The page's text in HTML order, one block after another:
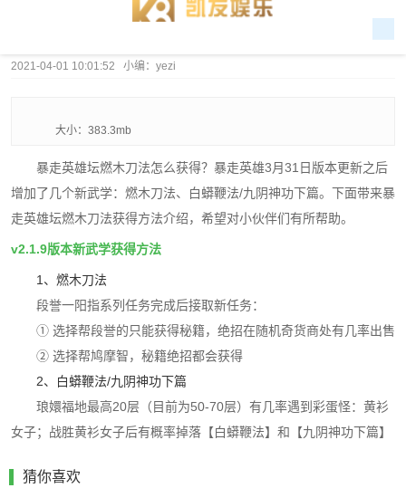
2021-04-01 10:01:52 小编：yezi
大小：383.3mb
暴走英雄坛燃木刀法怎么获得？暴走英雄3月31日版本更新之后
增加了几个新武学：燃木刀法、白蟒鞭法/九阴神功下篇。下面带来暴
走英雄坛燃木刀法获得方法介绍，希望对小伙伴们有所帮助。
v2.1.9版本新武学获得方法
1、燃木刀法
段誉一阳指系列任务完成后接取新任务：
① 选择帮段誉的只能获得秘籍，绝招在随机奇货商处有几率出售
② 选择帮鸠摩智，秘籍绝招都会获得
2、白蟒鞭法/九阴神功下篇
琅嬛福地最高20层（目前为50-70层）有几率遇到彩蛋怪：黄衫
女子；战胜黄衫女子后有概率掉落【白蟒鞭法】和【九阴神功下篇】
猜你喜欢